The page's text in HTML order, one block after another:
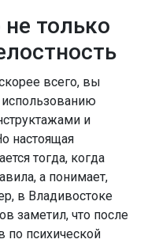
не только
всего, вы
использованию
и
настоящая
тогда, когда
а понимает,
в Владивостоке
заметил, что после
по психической